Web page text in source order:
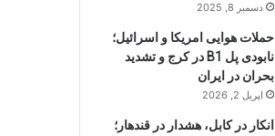
دسمبر 8, 2025
حملات هوایی امریکا و اسرائیل؛
نابودی پل B1 در کرج و تشدید
بحران در ایران
اپریل 2, 2026
انکار در کابل، هشدار در قندهار؛